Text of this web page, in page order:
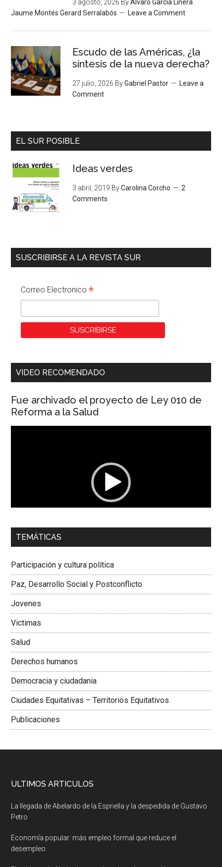
3 agosto, 2026 ByÁlvaro García Linera
Jaume Montés Gerard Serralabós
Leave a Comment
Escudo de las Américas, ¿la
síntesis de la nueva derecha?
27 julio, 2026 ByGabriel Pastor
Leave a
Comment
EL SUR POSIBLE
Ideas verdes
3 abril, 2019 ByCarolina Corcho
2
Comments
SUSCRIBIRSE A LA REVISTA SUR
Correo Electronico*
VIDEO RECOMENDADO
Fue archivado el proyecto de Ley 010 de
Reforma a la Salud
00:00 01:04
Dra. Carolina Corcho Mejía,Presidenta Corporación
Colombiana
TEMÁTICAS
Participación y cultura política
Paz, Desarrollo Social y Postconflicto
Jovenes
Victimas
Salud
Derechos humanos
Democracia y ciudadania
Ciudades Equitativas – Territorios Equitativos
Publicaciones
ULTIMOS ARTICULOS
La llegada de Abelardo de la Espriella y la despedida de Gustavo
Petro
Economía popular: más empleo formal que reduce el
desempleo